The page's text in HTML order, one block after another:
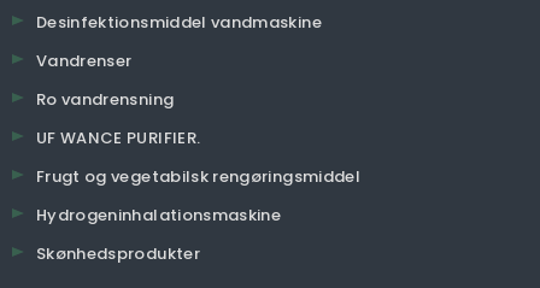
Desinfektionsmiddel vandmaskine
Vandrenser
Ro vandrensning
UF WANCE PURIFIER.
Frugt og vegetabilsk rengøringsmiddel
Hydrogeninhalationsmaskine
Skønhedsprodukter